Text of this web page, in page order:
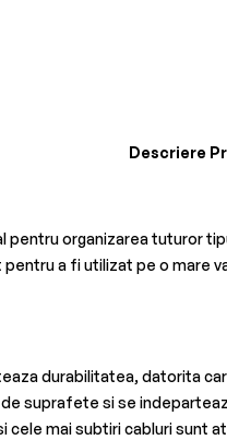
Descriere
organizarea tuturor
a fi utilizat pe o
durabilitatea, datorita
suprafete si se
cele mai subtiri cabluri sunt